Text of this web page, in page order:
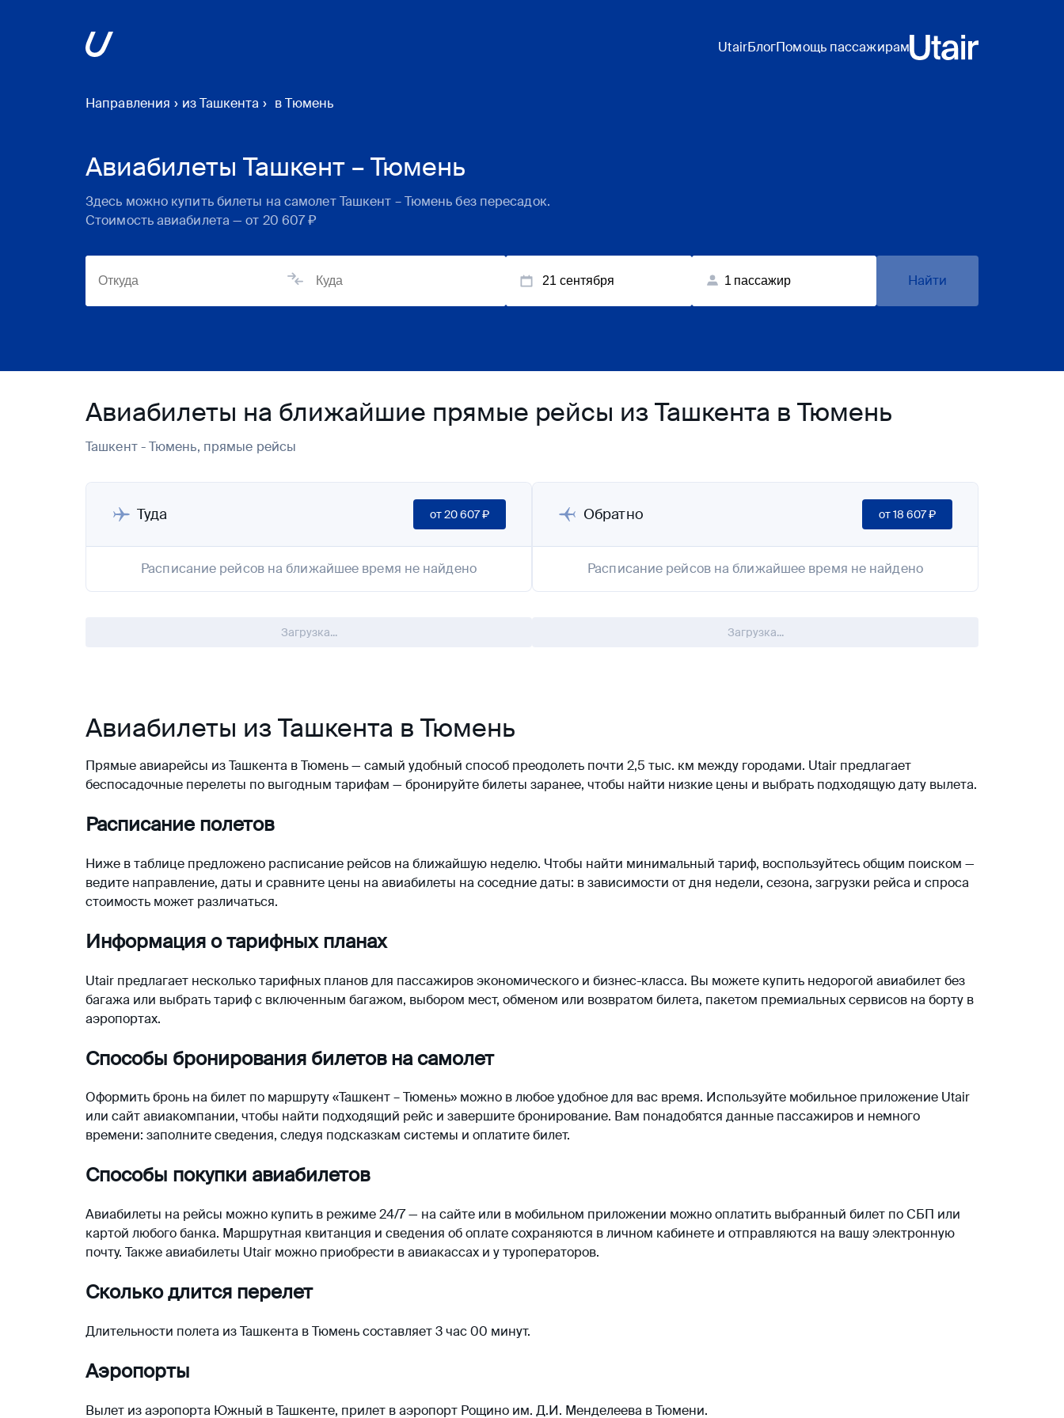
UtairБлогПомощь пассажирам
Направления › из Ташкента › в Тюмень
Авиабилеты Ташкент – Тюмень
Здесь можно купить билеты на самолетТашкент –Тюменьбез пересадок.
Стоимость авиабилета — от 20 607 ₽
21 сентября 1 пассажир Найти
Авиабилеты на ближайшие прямые рейсы из Ташкента в Тюмень
Ташкент - Тюмень, прямые рейсы
Туда от20 607 ₽
Расписание рейсов на ближайшее время не найдено
Загрузка...
Обратно от18 607 ₽
Расписание рейсов на ближайшее время не найдено
Загрузка...
Авиабилеты из Ташкента в Тюмень
Прямые авиарейсы из Ташкента в Тюмень — самый удобный способ преодолеть почти 2,5 тыс. км между городами. Utair предлагает
беспосадочные перелеты по выгодным тарифам — бронируйте билеты заранее, чтобы найти низкие цены и выбрать подходящую дату вылета.
Расписание полетов
Ниже в таблице предложено расписание рейсов на ближайшую неделю. Чтобы найти минимальный тариф, воспользуйтесь общим поиском —
ведите направление, даты и сравните цены на авиабилеты на соседние даты: в зависимости от дня недели, сезона, загрузки рейса и спроса
стоимость может различаться.
Информация о тарифных планах
Utair предлагает несколько тарифных планов для пассажиров экономического и бизнес-класса. Вы можете купить недорогой авиабилет без
багажа или выбрать тариф с включенным багажом, выбором мест, обменом или возвратом билета, пакетом премиальных сервисов на борту в
аэропортах.
Способы бронирования билетов на самолет
Оформить бронь на билет по маршруту «Ташкент – Тюмень» можно в любое удобное для вас время. Используйте мобильное приложение Utair
или сайт авиакомпании, чтобы найти подходящий рейс и завершите бронирование. Вам понадобятся данные пассажиров и немного
времени: заполните сведения, следуя подсказкам системы и оплатите билет.
Способы покупки авиабилетов
Авиабилеты на рейсы можно купить в режиме 24/7 — на сайте или в мобильном приложении можно оплатить выбранный билет по СБП или
картой любого банка. Маршрутная квитанция и сведения об оплате сохраняются в личном кабинете и отправляются на вашу электронную
почту. Также авиабилеты Utair можно приобрести в авиакассах и у туроператоров.
Сколько длится перелет
Длительности полета из Ташкента в Тюмень составляет 3 час 00 минут.
Аэропорты
Вылет из аэропорта Южный в Ташкенте, прилет в аэропорт Рощино им. Д.И. Менделеева в Тюмени.